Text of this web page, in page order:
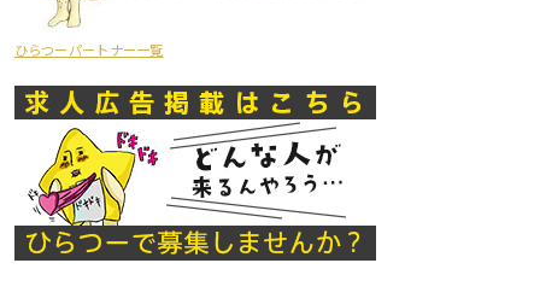
ひらつーパートナー一覧